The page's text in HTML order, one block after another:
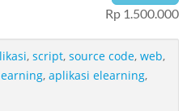
Rp 1.500.000
, script, source code, web,
, aplikasi elearning,